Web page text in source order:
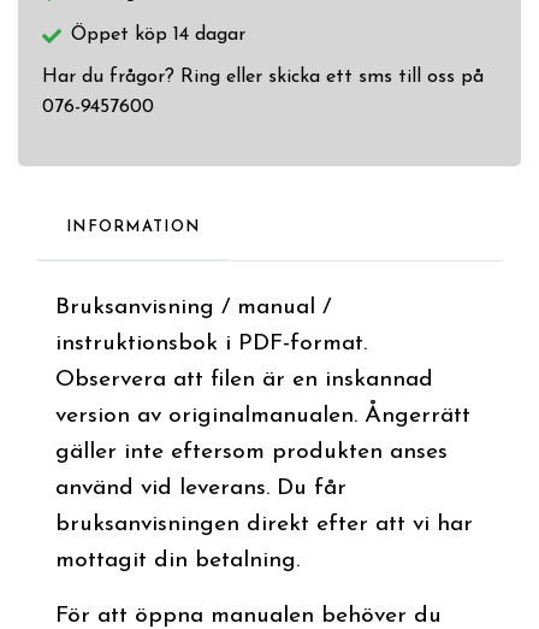
Öppet köp 14 dagar
Har du frågor? Ring eller skicka ett sms till oss på
076-9457600
INFORMATION
Bruksanvisning / manual /
instruktionsbok i PDF-format.
Observera att filen är en inskannad
version av originalmanualen. Ångerrätt
gäller inte eftersom produkten anses
använd vid leverans. Du får
bruksanvisningen direkt efter att vi har
mottagit din betalning.
För att öppna manualen behöver du